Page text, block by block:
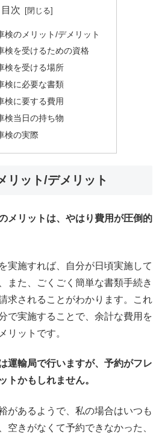
目次
検のメリット/デメリット
検を受けるための資格
検を受ける場所
検に必要な書類
検に要する費用
検当日の持ち物
検の実際
リット/デメリット
メリットは、やはり費用が圧倒的
実施すれば、自分が日頃実施して
また、ごくごく簡単な書類手続き
求されることがわかります。これ
で実施することで、余計な費用を
リットです。
運輸局で行いますが、予約がフレ
トかもしれません。
があるようで、私の場合はいつも
空きがなくて予約できなかった、